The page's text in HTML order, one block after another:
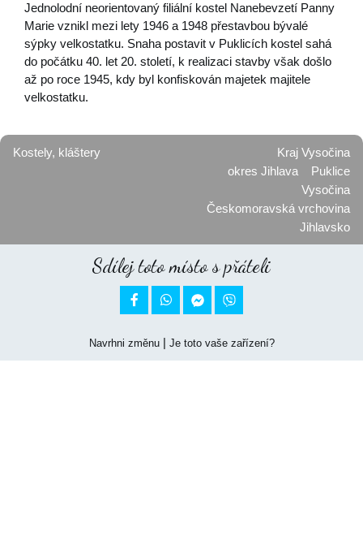
Jednolodní neorientovaný filiální kostel Nanebevzetí Panny
Marie vznikl mezi lety 1946 a 1948 přestavbou bývalé
sýpky velkostatku. Snaha postavit v Puklicích kostel sahá
do počátku 40. let 20. století, k realizaci stavby však došlo
až po roce 1945, kdy byl konfiskován majetek majitele
velkostatku.
Kostely, kláštery
Kraj Vysočina
okres Jihlava
Puklice
Vysočina
Českomoravská vrchovina
Jihlavsko
Sdílej toto místo s přáteli
 
Navrhni změnu| Je toto vaše zařízení?